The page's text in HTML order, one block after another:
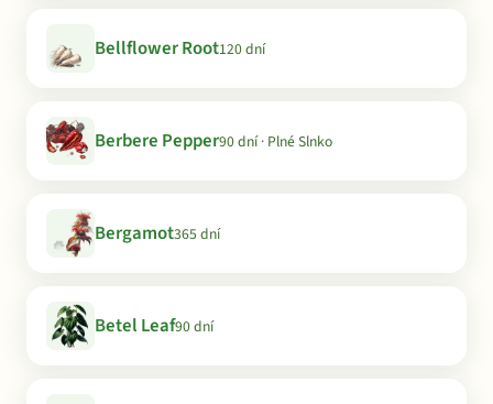
Bellflower Root120 dní
Berbere Pepper90 dní · Plné Slnko
Bergamot365 dní
Betel Leaf90 dní